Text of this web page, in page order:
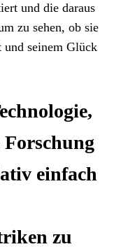
und die daraus
zu sehen, ob sie
und seinem Glück
einfach
zu